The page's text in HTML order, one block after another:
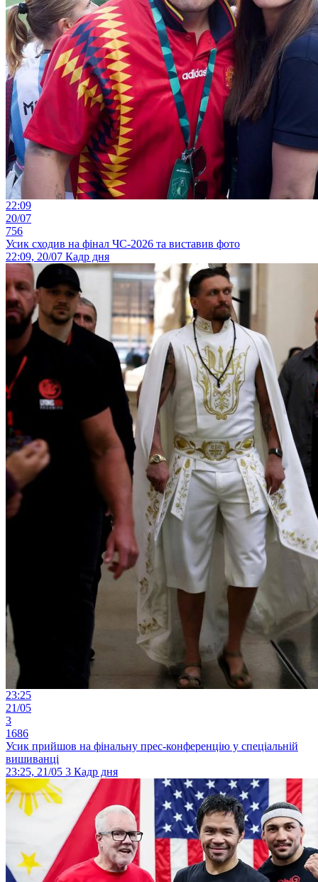
22:09
20/07
756
Усик сходив на фінал ЧС-2026 та виставив фото
22:09, 20/07 Кадр дня
23:25
21/05
3
1686
Усик прийшов на фінальну прес-конференцію у спеціальній
вишиванці
23:25, 21/05 3 Кадр дня